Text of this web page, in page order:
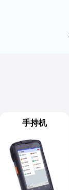
手持机